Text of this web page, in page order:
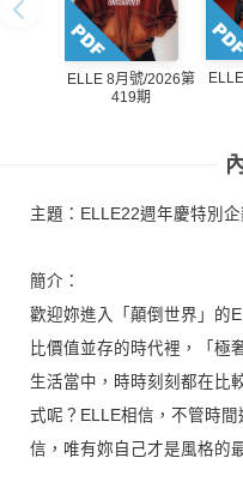
ELLE 8月號/2026第
419期
主題：ELLE22週年慶特別
簡介：
歡迎妳進入「顛倒世界」的
比價值並存的時代裡，「極
生活當中，時時刻刻都在比
式呢？ELLE相信，不管時
信，唯有妳自己才是風格的